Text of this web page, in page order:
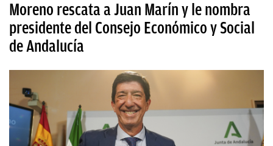
Moreno rescata a Juan Marín y le nombra
presidente del Consejo Económico y Social
de Andalucía